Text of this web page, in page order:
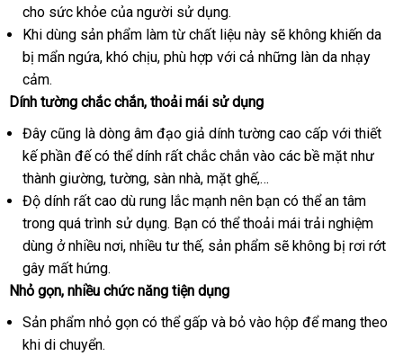
chọn
mãi
cho sức khỏe mua
hàng
của người sử dụng.
dễ
dàng
Khi dùng sản phẩm làm từ chất liệu này miễn
phí
sẽ không khiến da
bị mẩn ngứagiá
lẻ
, khó chịutổng
, phù hợp phản
với cả online
những làn da nhạy
cảm.
Dính tường chắc chắnmới
nhất
, thoải mái sử dụng
Đây sửa
chữa
cũng là dòng âm đạo giả dính tường cao cấp hướng
dẫn
với thiết
kế phần đếđặt
mua
có thể dính dễ
dàng
rất chắc chắn vào lắp
các bề mặt như
thành giườngshopee
, tườngchiết
khấu
, sàn nhàđịa
chỉ
, mặt ghế,…
Độ dính tại
nhà
rất cao bình
luận
dù rung lắc mạnh nên bạn đặt
hàng
có thể an tâm
trong nổi
tiếng
quá trình sử dụngquà
tặng
. Bạn quà
tặng
có thể thoải mái trải nghiệm
dùng ở nhiều nơiamazon
, nhiều tư thếsản
, sản phẩm dịch
sẽ không bị rơi rớt
gây mất hứng.
Nhỏ gọnHàn
Quốc
, nhiều chức năng tiện dụng
Sản phẩm nhỏ gọn thanh
có thể gấp trung
và bỏ vào hộp xưởng
để mang theo
khi di chuyển.